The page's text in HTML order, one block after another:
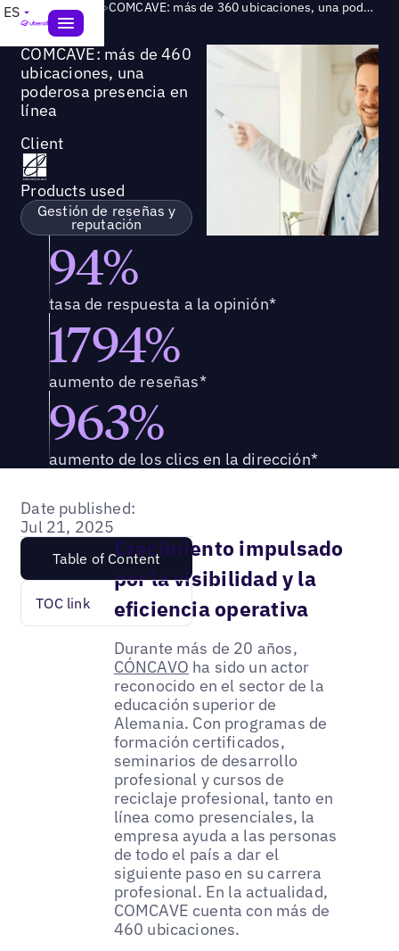
ES Success Story > COMCAVE: más de 360 ubicaciones, una poderosa presencia en línea
COMCAVE: más de 460
ubicaciones, una
poderosa presencia en
línea
Client
Products used
Gestión de reseñas y
reputación
94%
tasa de respuesta a la opinión*
1794%
aumento de reseñas*
963%
aumento de los clics en la dirección*
Date published:
Jul 21, 2025
Table of Content
TOC link
Crecimiento impulsado
por la visibilidad y la
eficiencia operativa
Durante más de 20 años,
CÓNCAVO ha sido un actor
reconocido en el sector de la
educación superior de
Alemania. Con programas de
formación certificados,
seminarios de desarrollo
profesional y cursos de
reciclaje profesional, tanto en
línea como presenciales, la
empresa ayuda a las personas
de todo el país a dar el
siguiente paso en su carrera
profesional. En la actualidad,
COMCAVE cuenta con más de
460 ubicaciones.